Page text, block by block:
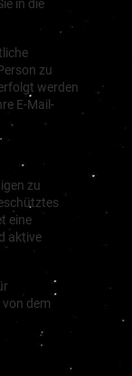
in die
zu
werden
E-Mail-
zu
eine
aktive
dem